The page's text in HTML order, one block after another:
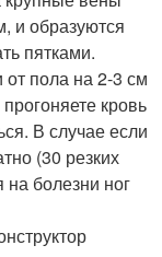
и образуются
пятками.
от пола на 2-3 см
кровь
В случае если
(30 резких
на болезни ног